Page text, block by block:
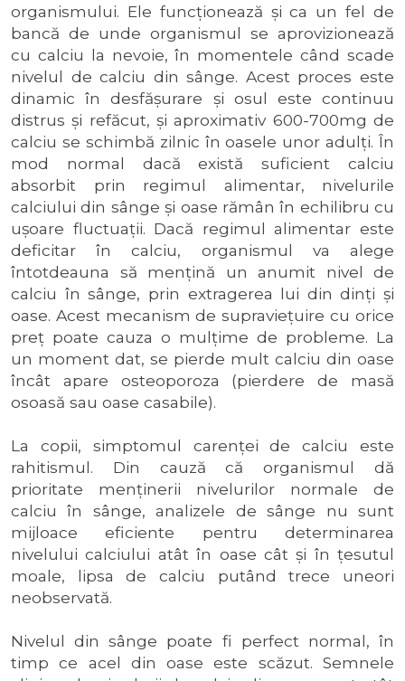
organismului. Ele funcţionează şi ca un fel de
bancă de unde organismul se aprovizionează
cu calciu la nevoie, în momentele când scade
nivelul de calciu din sânge. Acest proces este
dinamic în desfăşurare şi osul este continuu
distrus şi refăcut, şi aproximativ 600-700mg de
calciu se schimbă zilnic în oasele unor adulţi. În
mod normal dacă există suficient calciu
absorbit prin regimul alimentar, nivelurile
calciului din sânge şi oase rămân în echilibru cu
uşoare fluctuaţii. Dacă regimul alimentar este
deficitar în calciu, organismul va alege
întotdeauna să menţină un anumit nivel de
calciu în sânge, prin extragerea lui din dinţi şi
oase. Acest mecanism de supravieţuire cu orice
preţ poate cauza o mulţime de probleme. La
un moment dat, se pierde mult calciu din oase
încât apare osteoporoza (pierdere de masă
osoasă sau oase casabile).
La copii, simptomul carenţei de calciu este
rahitismul. Din cauză că organismul dă
prioritate menţinerii nivelurilor normale de
calciu în sânge, analizele de sânge nu sunt
mijloace eficiente pentru determinarea
nivelului calciului atât în oase cât şi în ţesutul
moale, lipsa de calciu putând trece uneori
neobservată.
Nivelul din sânge poate fi perfect normal, în
timp ce acel din oase este scăzut. Semnele